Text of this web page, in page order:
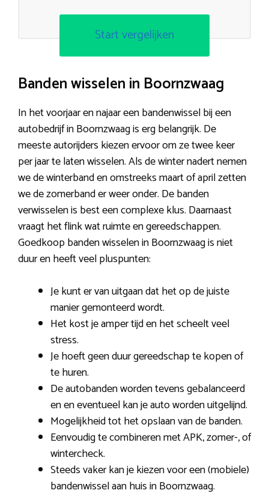
Start vergelijken
Banden wisselen in Boornzwaag
In het voorjaar en najaar een bandenwissel bij een
autobedrijf in Boornzwaag is erg belangrijk. De
meeste autorijders kiezen ervoor om ze twee keer
per jaar te laten wisselen. Als de winter nadert nemen
we de winterband en omstreeks maart of april zetten
we de zomerband er weer onder. De banden
verwisselen is best een complexe klus. Daarnaast
vraagt het flink wat ruimte en gereedschappen.
Goedkoop banden wisselen in Boornzwaag is niet
duur en heeft veel pluspunten:
Je kunt er van uitgaan dat het op de juiste
manier gemonteerd wordt.
Het kost je amper tijd en het scheelt veel
stress.
Je hoeft geen duur gereedschap te kopen of
te huren.
De autobanden worden tevens gebalanceerd
en en eventueel kan je auto worden uitgelijnd.
Mogelijkheid tot het opslaan van de banden.
Eenvoudig te combineren met APK, zomer-, of
wintercheck.
Steeds vaker kan je kiezen voor een (mobiele)
bandenwissel aan huis in Boornzwaag.